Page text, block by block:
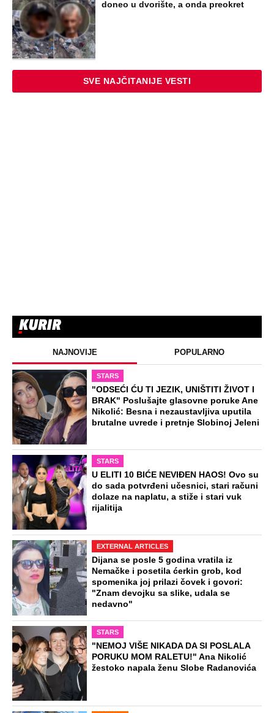
doneo u dvorište, a onda preokret
SVE NAJČITANIJE VESTI
NAJNOVIJE POPULARNO
STARS
"ODSEĆI ĆU TI JEZIK, UNIŠTITI ŽIVOT I
BRAK" Poslušajte glasovne poruke Ane
Nikolić: Besna i nezaustavljiva uputila
brutalne uvrede i pretnje Slobinoj Jeleni
STARS
U ELITI 10 BIĆE NEVIĐEN HAOS! Ovo su
do sada potvrđeni učesnici, stari računi
dolaze na naplatu, a stiže i stari vuk
rijalitija
EXTERNAL ARTICLES
Dijana se posle 5 godina vratila iz
Nemačke i posetila ćerkin grob, kod
spomenika joj prilazi čovek i govori:
"Znam devojku sa slike, udala se
nedavno"
STARS
"NEMOJ VIŠE NIKADA DA SI POSLALA
PORUKU MOM RALETU!" Ana Nikolić
žestoko napala ženu Slobe Radanovića